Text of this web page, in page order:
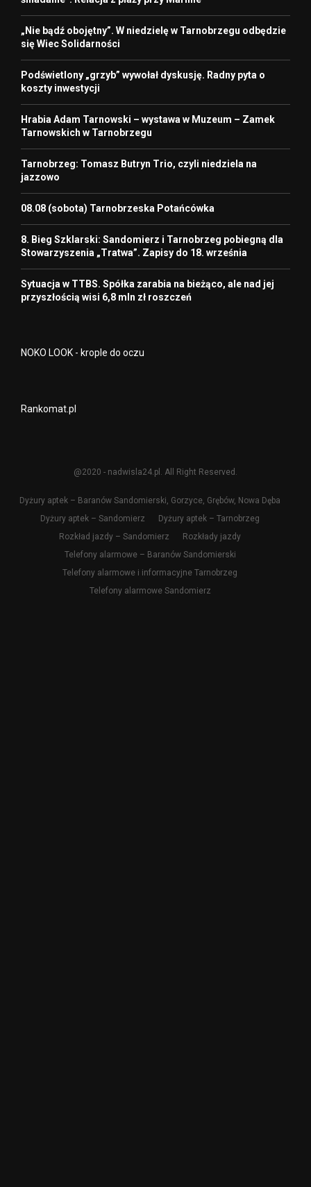
„Nie bądź obojętny”. W niedzielę w Tarnobrzegu odbędzie
się Wiec Solidarności
Podświetlony „grzyb” wywołał dyskusję. Radny pyta o
koszty inwestycji
Hrabia Adam Tarnowski – wystawa w Muzeum – Zamek
Tarnowskich w Tarnobrzegu
Tarnobrzeg: Tomasz Butryn Trio, czyli niedziela na
jazzowo
08.08 (sobota) Tarnobrzeska Potańcówka
8. Bieg Szklarski: Sandomierz i Tarnobrzeg pobiegną dla
Stowarzyszenia „Tratwa”. Zapisy do 18. września
Sytuacja w TTBS. Spółka zarabia na bieżąco, ale nad jej
przyszłością wisi 6,8 mln zł roszczeń
NOKO LOOK - krople do oczu
Rankomat.pl
@2020 - nadwisla24.pl. All Right Reserved.
Dyżury aptek – Baranów Sandomierski, Gorzyce, Grębów, Nowa Dęba
Dyżury aptek – Sandomierz
Dyżury aptek – Tarnobrzeg
Rozkład jazdy – Sandomierz
Rozkłady jazdy
Telefony alarmowe – Baranów Sandomierski
Telefony alarmowe i informacyjne Tarnobrzeg
Telefony alarmowe Sandomierz